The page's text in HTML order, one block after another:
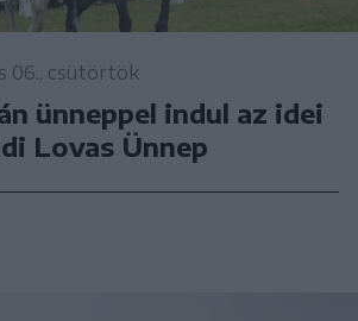
06., csütörtök
ünneppel indul az idei
Lovas Ünnep